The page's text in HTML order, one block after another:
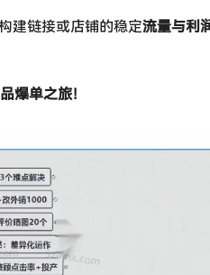
建链接或店铺的稳定流量与利
爆单之旅！​